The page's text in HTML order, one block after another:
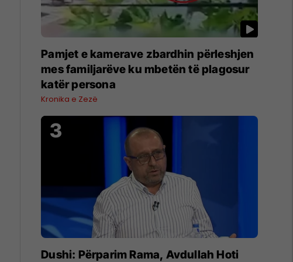
Pamjet e kamerave zbardhin përleshjen
mes familjarëve ku mbetën të plagosur
katër persona
Kronika e Zezë
Dushi: Përparim Rama, Avdullah Hoti